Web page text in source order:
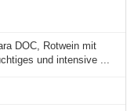
DOC, Rotwein mit
und intensive ...